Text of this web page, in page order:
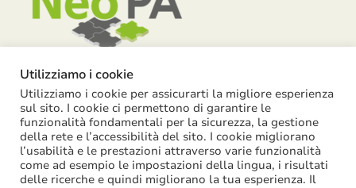
Piazza Garibaldi, 55 – 15121 Alessandria
info@neopa.it
info@pec.neopa.it
0131 1911 646
Utilizziamo i cookie
Utilizziamo i cookie per assicurarti la migliore esperienza
sul sito. I cookie ci permettono di garantire le
funzionalità fondamentali per la sicurezza, la gestione
della rete e l’accessibilità del sito. I cookie migliorano
l’usabilità e le prestazioni attraverso varie funzionalità
come ad esempio le impostazioni della lingua, i risultati
delle ricerche e quindi migliorano la tua esperienza. Il